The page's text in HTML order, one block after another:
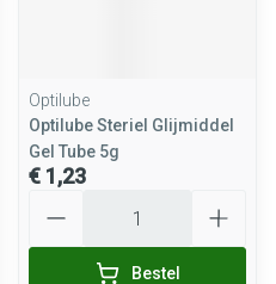
Optilube
Optilube Steriel Glijmiddel
Gel Tube 5g
€ 1,23
Bestel